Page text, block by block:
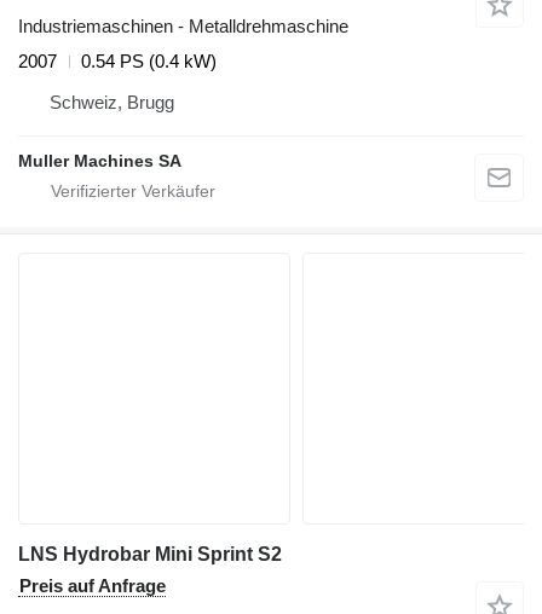
Industriemaschinen - Metalldrehmaschine
2007
0.54 PS (0.4 kW)
Schweiz, Brugg
Muller Machines SA
LNS Hydrobar Mini Sprint S2
Preis auf Anfrage